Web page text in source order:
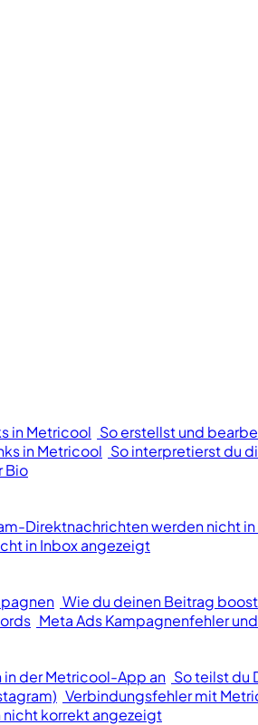
in Metricool So erstellst und
in Metricool So interpretierst du
Bio
Direktnachrichten werden nicht
in Inbox angezeigt
Wie du deinen Beitrag
Meta Ads Kampagnenfehler
der Metricool-App an So teilst du
Verbindungsfehler mit
korrekt angezeigt